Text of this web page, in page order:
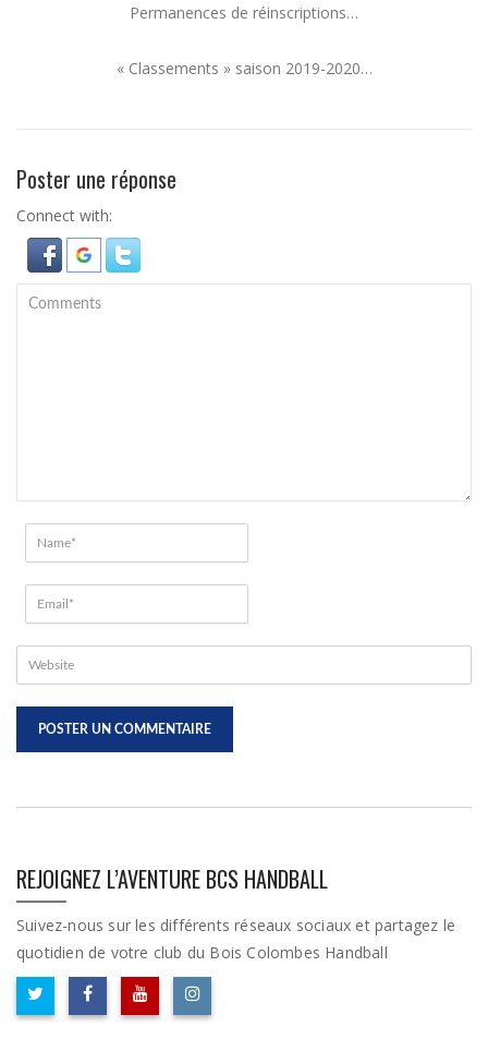
Permanences de réinscriptions…
« Classements » saison 2019-2020…
Poster une réponse
Connect with:
REJOIGNEZ L’AVENTURE BCS HANDBALL
Suivez-nous sur les différents réseaux sociaux et partagez le
quotidien de votre club du Bois Colombes Handball